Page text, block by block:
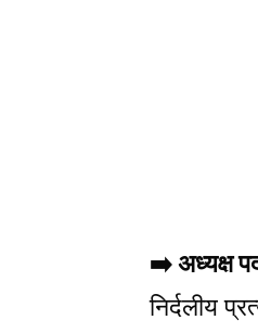
➡️ अध्यक्ष
निर्दलीय